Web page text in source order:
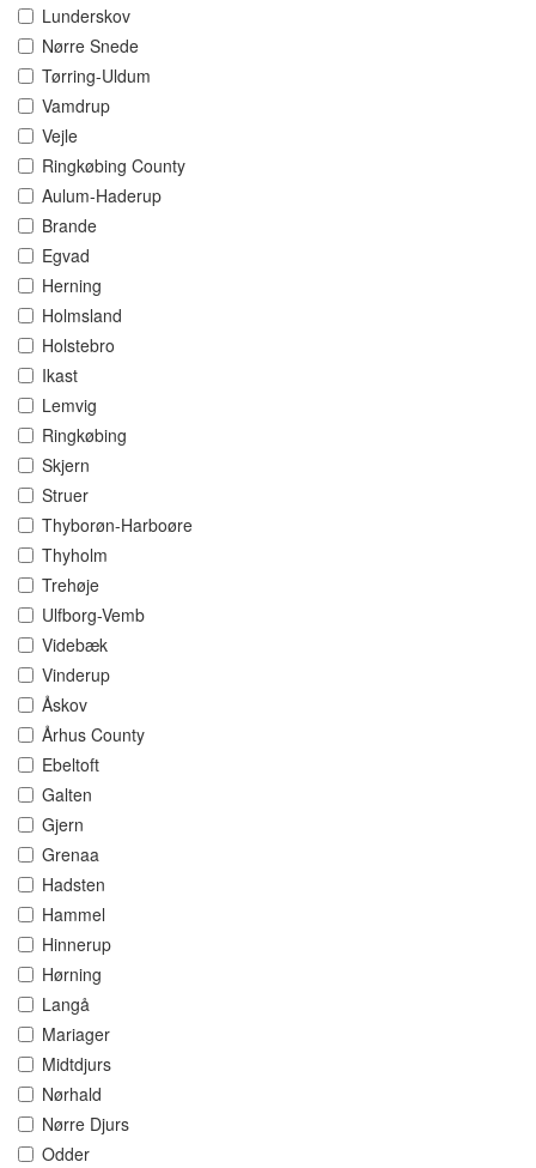
Lunderskov
Nørre Snede
Tørring-Uldum
Vamdrup
Vejle
Ringkøbing County
Aulum-Haderup
Brande
Egvad
Herning
Holmsland
Holstebro
Ikast
Lemvig
Ringkøbing
Skjern
Struer
Thyborøn-Harboøre
Thyholm
Trehøje
Ulfborg-Vemb
Videbæk
Vinderup
Åskov
Århus County
Ebeltoft
Galten
Gjern
Grenaa
Hadsten
Hammel
Hinnerup
Hørning
Langå
Mariager
Midtdjurs
Nørhald
Nørre Djurs
Odder